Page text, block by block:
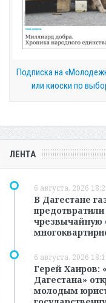
Подписка на
или киоски по
ЛЕНТА
6 августа, 2026
В Дагестане
чрезвычайную
6 августа, 2026
Герей Хаиров:
Дагестана»
молодым